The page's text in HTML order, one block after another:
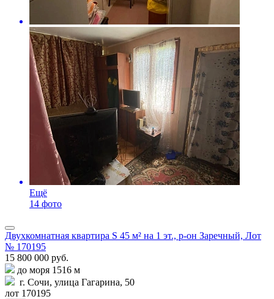
Ещё
14 фото
Двухкомнатная квартира S 45 м² на 1 эт., р-он Заречный, Лот
№ 170195
15 800 000 руб.
до моря 1516 м
г. Сочи, улица Гагарина, 50
лот 170195